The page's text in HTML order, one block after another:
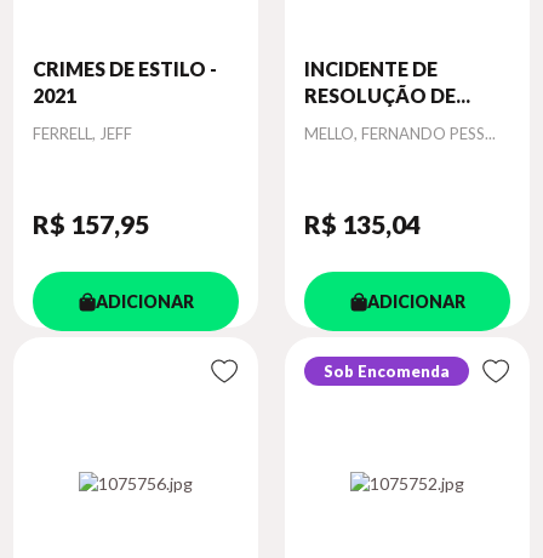
CRIMES DE ESTILO -
2021
Autor
FERRELL, JEFF
R$ 157,95
ADICIONAR
INCIDENTE DE
RESOLUÇÃO DE...
Autor
MELLO, FERNANDO PESS...
R$ 135,04
ADICIONAR
Sob Encomenda